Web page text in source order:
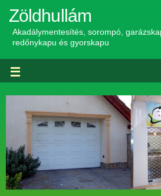
Zöldhullám
Akadálymentesítés, sorompó,
redőnykapu és gyorskapu